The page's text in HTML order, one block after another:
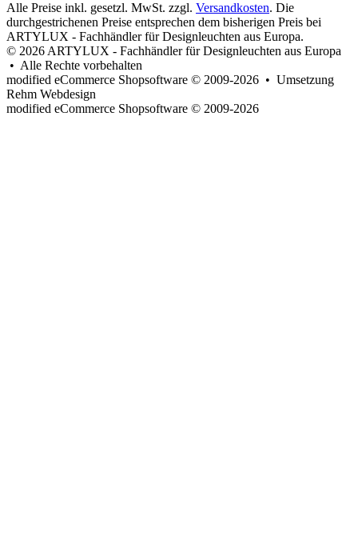
Alle Preise inkl. gesetzl. MwSt. zzgl. Versandkosten. Die
durchgestrichenen Preise entsprechen dem bisherigen Preis bei
ARTYLUX - Fachhändler für Designleuchten aus Europa.
© 2026 ARTYLUX - Fachhändler für Designleuchten aus Europa
• Alle Rechte vorbehalten
modified eCommerce Shopsoftware © 2009-2026 • Umsetzung
Rehm Webdesign
modified eCommerce Shopsoftware © 2009-2026